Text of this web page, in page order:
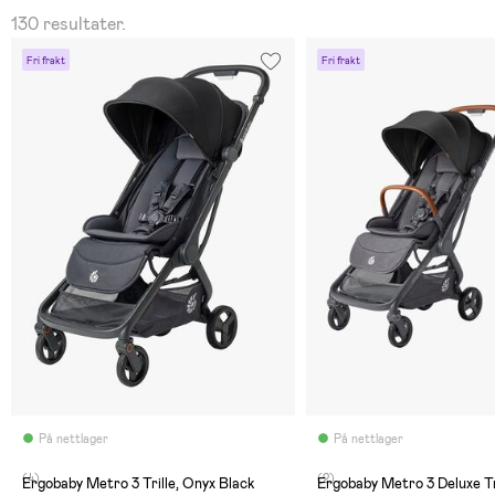
130 resultater.
Fri frakt
På nettlager
(4)
Ergobaby Metro 3 Trille, Onyx Black
Fri frakt
På nettlager
(2)
Ergobaby Metro 3 Deluxe